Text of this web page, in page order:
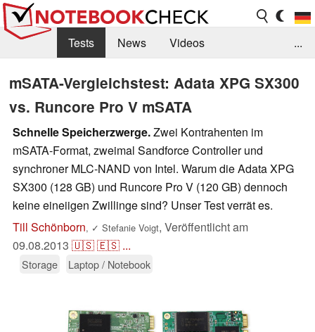
Tests News
Videos
Kaufberatung
Deals Suche
Forum
...
mSATA-Vergleichstest: Adata XPG SX300
vs. Runcore Pro V mSATA
Schnelle Speicherzwerge.Zwei Kontrahenten im
mSATA-Format, zweimal Sandforce Controller und
synchroner MLC-NAND von Intel. Warum die Adata XPG
SX300 (128 GB) und Runcore Pro V (120 GB) dennoch
keine eineiigen Zwillinge sind? Unser Test verrät es.
Till Schönborn, ✓ Stefanie Voigt, Veröffentlicht am
09.08.2013 🇺🇸🇪🇸 ...
Storage Laptop / Notebook